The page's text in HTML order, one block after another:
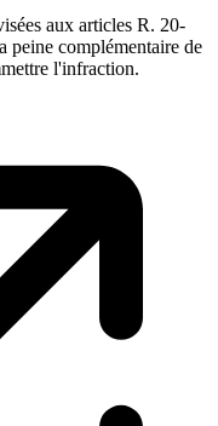
aux articles R. 20-
peine complémentaire de
l'infraction.